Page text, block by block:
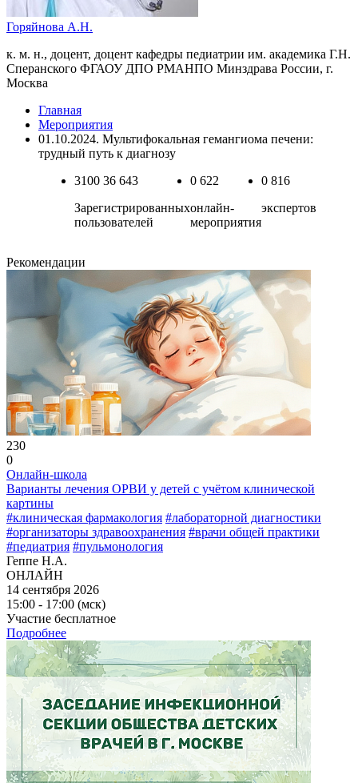
Горяйнова А.Н.
к. м. н., доцент, доцент кафедры педиатрии им. академика Г.Н.
Сперанского ФГАОУ ДПО РМАНПО Минздрава России, г.
Москва
Главная
Мероприятия
01.10.2024. Мультифокальная гемангиома печени:
трудный путь к диагнозу
3100 36 643
Зарегистрированных
пользователей
0 622
онлайн-
мероприятия
0 816
экспертов
Рекомендации
230
0
Онлайн-школа
Варианты лечения ОРВИ у детей с учётом клинической
картины
#клиническая фармакология #лабораторной диагностики
#организаторы здравоохранения #врачи общей практики
#педиатрия #пульмонология
Геппе Н.А.
ОНЛАЙН
14 сентября 2026
15:00 - 17:00 (мск)
Участие бесплатное
Подробнее